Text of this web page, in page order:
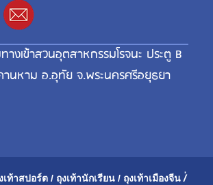
งเข้าสวนอุตสาหกรรมโรจนะ ประตู B
นหาม อ.อุทัย จ.พระนครศรีอยุธยา
เท้าสปอร์ต / ถุงเท้านักเรียน / ถุงเท้าเมืองจีน /่